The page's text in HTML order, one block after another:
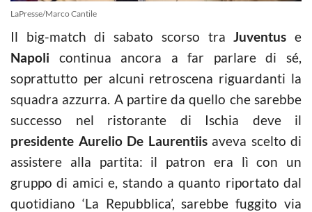
LaPresse/Marco Cantile
Il big-match di sabato scorso traJuventus e
Napoli continua ancora a far parlare di sé,
soprattutto per alcuni retroscena riguardanti la
squadra azzurra. A partire da quello che sarebbe
successo nel ristorante di Ischia deve il
presidente Aurelio De Laurentiisaveva scelto di
assistere alla partita: il patron era lì con un
gruppo di amici e, stando a quanto riportato dal
quotidiano ‘La Repubblica’, sarebbe fuggito via